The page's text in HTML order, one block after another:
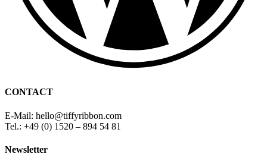
CONTACT
E-Mail: hello@tiffyribbon.com
Tel.: +49 (0) 1520 – 894 54 81
Newsletter